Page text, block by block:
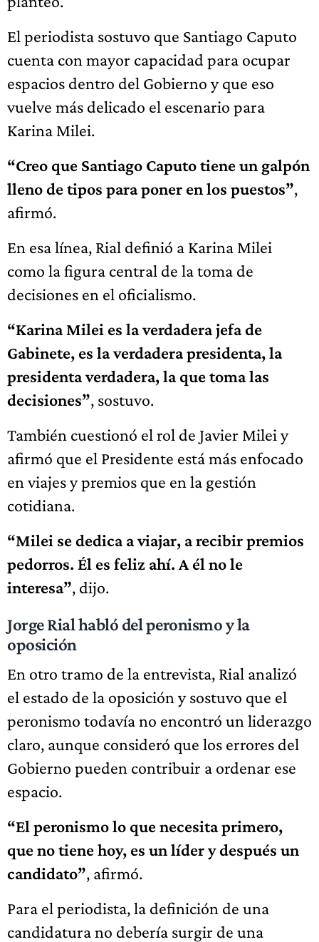
El periodista sostuvo que Santiago Caputo
cuenta con mayor capacidad para ocupar
espacios dentro del Gobierno y que eso
vuelve más delicado el escenario para
Karina Milei.
“Creo que Santiago Caputo tiene un galpón
lleno de tipos para poner en los puestos”,
afirmó.
En esa línea, Rial definió a Karina Milei
como la figura central de la toma de
decisiones en el oficialismo.
“Karina Milei es la verdadera jefa de
Gabinete, es la verdadera presidenta, la
presidenta verdadera, la que toma las
decisiones”, sostuvo.
También cuestionó el rol de Javier Milei y
afirmó que el Presidente está más enfocado
en viajes y premios que en la gestión
cotidiana.
“Milei se dedica a viajar, a recibir premios
pedorros. Él es feliz ahí. A él no le
interesa”, dijo.
Jorge Rial habló del peronismo y la
oposición
En otro tramo de la entrevista, Rial analizó
el estado de la oposición y sostuvo que el
peronismo todavía no encontró un liderazgo
claro, aunque consideró que los errores del
Gobierno pueden contribuir a ordenar ese
espacio.
“El peronismo lo que necesita primero,
que no tiene hoy, es un líder y después un
candidato”, afirmó.
Para el periodista, la definición de una
candidatura no debería surgir de una